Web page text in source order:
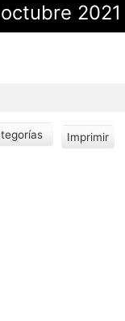
2021
Imprimir
V